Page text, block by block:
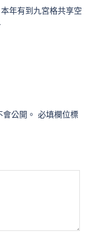
年有到九宮格共享空
公開。 必填欄位標